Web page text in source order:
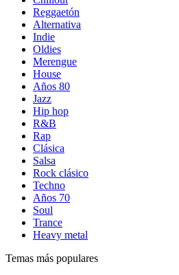
Reggaetón
Alternativa
Indie
Oldies
Merengue
House
Años 80
Jazz
Hip hop
R&B
Rap
Clásica
Salsa
Rock clásico
Techno
Años 70
Soul
Trance
Heavy metal
Temas más populares